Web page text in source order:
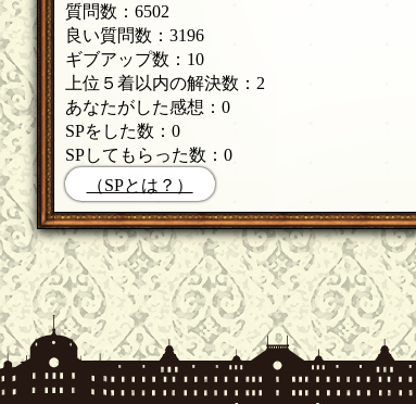
質問数：6502
良い質問数：3196
ギブアップ数：10
上位５着以内の解決数：2
あなたがした感想：0
SPをした数：0
SPしてもらった数：0
（SPとは？）